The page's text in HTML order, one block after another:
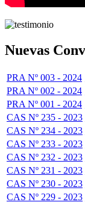
Nuevas
PRA Nº 003 - 2024
PRA Nº 002 - 2024
PRA Nº 001 - 2024
CAS Nº 235 - 2023
CAS Nº 234 - 2023
CAS Nº 233 - 2023
CAS Nº 232 - 2023
CAS Nº 231 - 2023
CAS Nº 230 - 2023
CAS Nº 229 - 2023